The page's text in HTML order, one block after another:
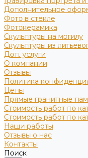
Дополнительное
Фото в стекле
Фотокерамика
Скульптуры на могилу
Скульптуры из
Доп. услуги
О компании
Отзывы
Политика
Цены
Прямые гранитные
Стоимость работ по
Стоимость работ по
Наши работы
Отзывы о нас
Контакты
Поиск